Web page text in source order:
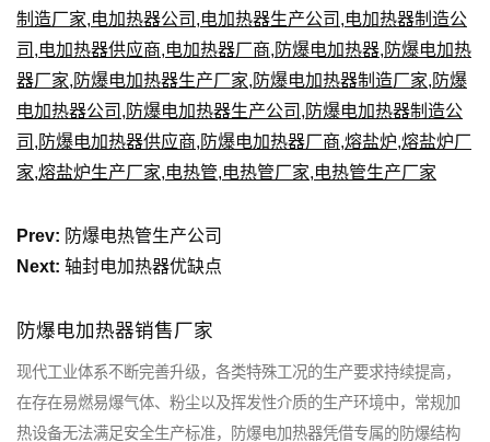
制造厂家,电加热器公司 ,电加热器生产公司 ,电加热器制造公
司 ,电加热器供应商,电加热器厂商, 防爆电加热器, 防爆电加热
器厂家, 防爆电加热器生产厂家, 防爆电加热器制造厂家, 防爆
电加热器公司 , 防爆电加热器生产公司 , 防爆电加热器制造公
司 , 防爆电加热器供应商, 防爆电加热器厂商,熔盐炉,熔盐炉厂
家,熔盐炉生产厂家,电热管,电热管厂家,电热管生产厂家
Prev: 防爆电热管生产公司
Next: 轴封电加热器优缺点
防爆电加热器销售厂家
现代工业体系不断完善升级，各类特殊工况的生产要求持续提高，
在存在易燃易爆气体、粉尘以及挥发性介质的生产环境中，常规加
热设备无法满足安全生产标准，防爆电加热器凭借专属的防爆结构